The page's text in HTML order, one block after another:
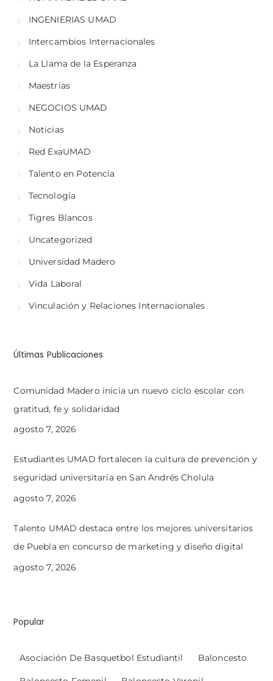
INGENIERIAS UMAD
Intercambios Internacionales
La Llama de la Esperanza
Maestrías
NEGOCIOS UMAD
Noticias
Red ExaUMAD
Talento en Potencia
Tecnología
Tigres Blancos
Uncategorized
Universidad Madero
Vida Laboral
Vinculación y Relaciones Internacionales
Últimas Publicaciones
Comunidad Madero inicia un nuevo ciclo escolar con
gratitud, fe y solidaridad
agosto 7, 2026
Estudiantes UMAD fortalecen la cultura de prevención y
seguridad universitaria en San Andrés Cholula
agosto 7, 2026
Talento UMAD destaca entre los mejores universitarios
de Puebla en concurso de marketing y diseño digital
agosto 7, 2026
Popular
Asociación De Basquetbol Estudiantil Baloncesto